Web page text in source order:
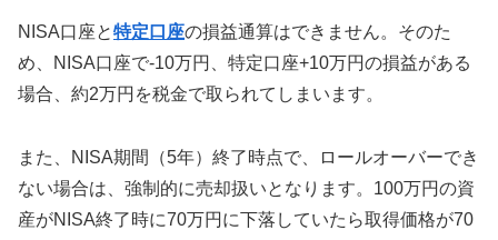
NISA口座と特定口座の損益通算はできません。そのた
め、NISA口座で-10万円、特定口座+10万円の損益がある
場合、約2万円を税金で取られてしまいます。
また、NISA期間（5年）終了時点で、ロールオーバーでき
ない場合は、強制的に売却扱いとなります。100万円の資
産がNISA終了時に70万円に下落していたら取得価格が70